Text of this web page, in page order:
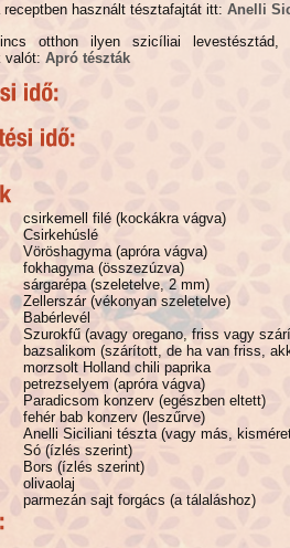
receptben használt tésztafajtát itt: Anelli
otthon ilyen szicíliai levestésztád,
valót: Apró tészták
csirkemell filé (kockákra vágva)
Csirkehúslé
Vöröshagyma (apróra vágva)
fokhagyma (összezúzva)
sárgarépa (szeletelve, 2 mm)
Zellerszár (vékonyan szeletelve)
Babérlevél
Szurokfű (avagy oregano, friss vagy
bazsalikom (szárított, de ha van friss,
morzsolt Holland chili paprika
petrezselyem (apróra vágva)
Paradicsom konzerv (egészben eltett)
fehér bab konzerv (leszűrve)
Anelli Siciliani tészta (vagy más,
Só (ízlés szerint)
Bors (ízlés szerint)
olivaolaj
parmezán sajt forgács (a tálaláshoz)